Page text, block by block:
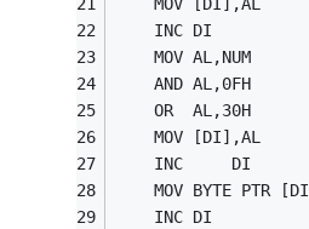
	MOV	[DI],AL
	INC	DI
	MOV	AL,NUM
	AND	AL,0FH
	OR	AL,30H
	MOV	[DI],AL
	INC 	DI
MOV	BYTE PTR
	INC	DI